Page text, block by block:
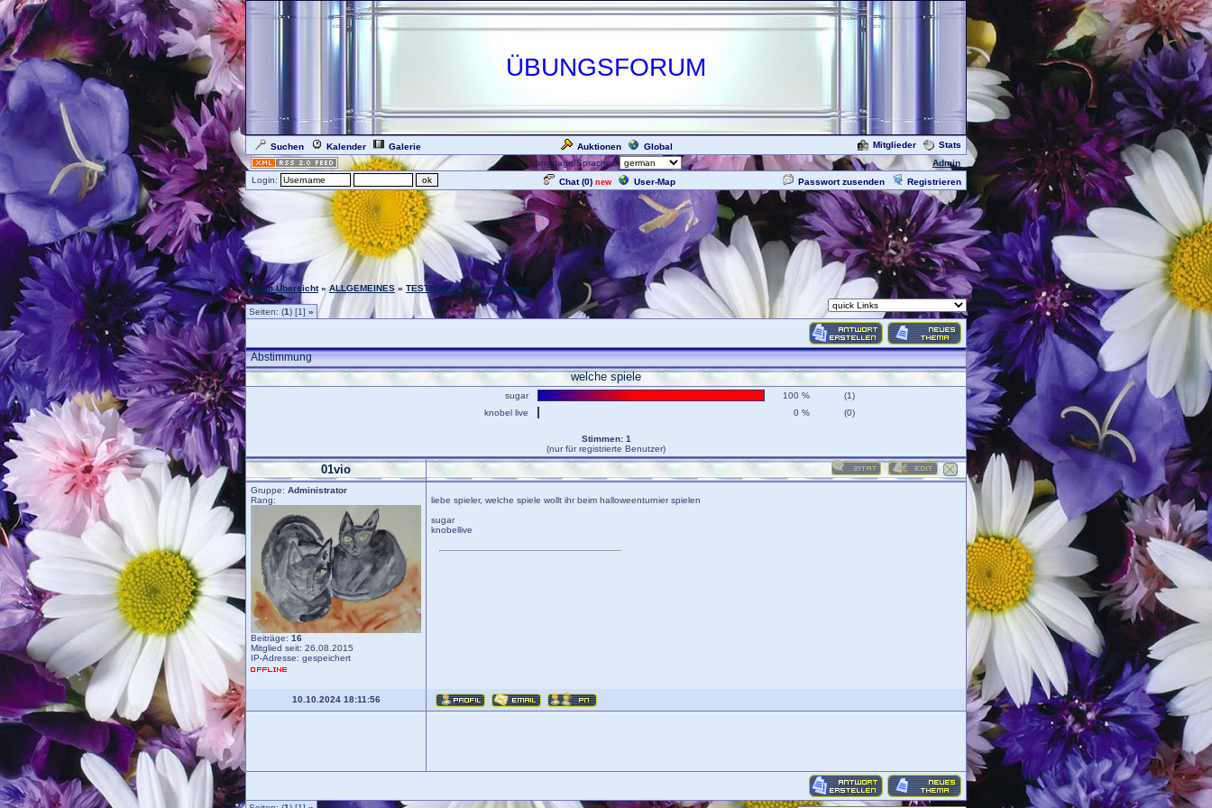
ÜBUNGSFORUM
Suchen Kalender Galerie Auktionen Global Mitglieder
Stats
Language/Sprache:
Admin
Login:
Chat (0) new User-Map Passwort zusenden Registrieren
Forum Übersicht »ALLGEMEINES » TESTRUBRIK » Abstimmung
Seiten: (1) [1] »
Abstimmung
welche spiele
sugar 100 %
(1)
knobel live
0 % (0)
Stimmen: 1
(nur für registrierte Benutzer)
01vio
Gruppe: Administrator
Rang:
Beiträge: 16
Mitglied seit: 26.08.2015
IP-Adresse: gespeichert
liebe spieler, welche spiele wollt ihr beim halloweenturnier spielen
sugar
knobellive
10.10.2024 18:11:56